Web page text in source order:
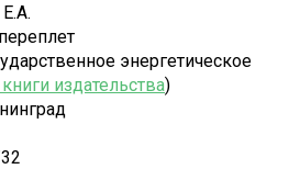
энергетическое
издательства)